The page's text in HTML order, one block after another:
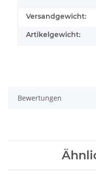
Versandgewicht:
Artikelgewicht:
Bewertungen